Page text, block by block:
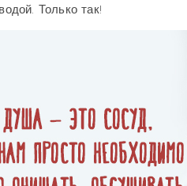
Только так!